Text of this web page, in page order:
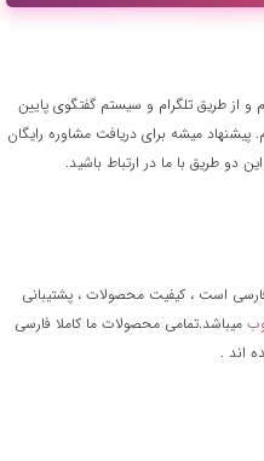
هستیم و از طریق تلگرام و سیستم گفتگوی پایین
میشه برای دریافت مشاوره رایگان
طریق با ما در ارتباط باشید.
است ، کیفیت محصولات ، پشتیبانی
میباشد.تمامی محصولات ما کاملا فارسی
اند .